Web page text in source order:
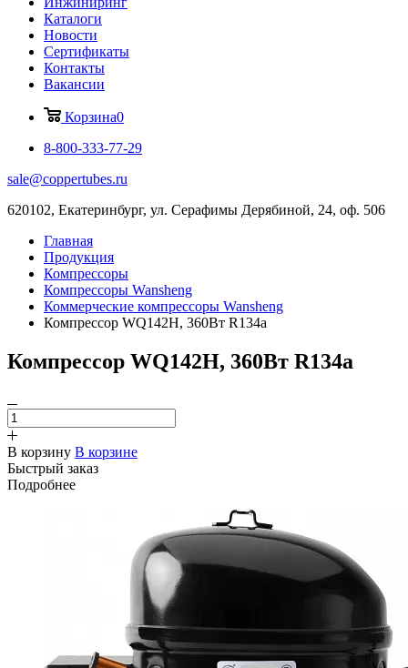
Каталоги
Новости
Сертификаты
Контакты
Вакансии
Корзина0
8-800-333-77-29
sale@coppertubes.ru
620102, Екатеринбург, ул. Серафимы Дерябиной, 24, оф. 506
Главная
Продукция
Компрессоры
Компрессоры Wansheng
Коммерческие компрессоры Wansheng
Компрессор WQ142H, 360Вт R134a
Компрессор WQ142H, 360Вт R134a
В корзину В корзине
Быстрый заказ
Подробнее